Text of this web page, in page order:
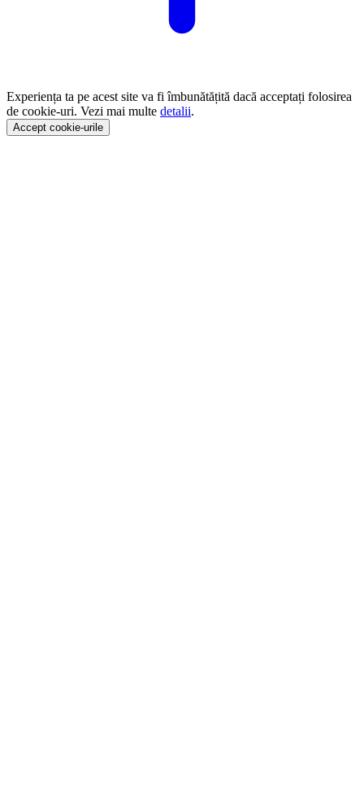
Experiența ta pe acest site va fi îmbunătățită dacă acceptați folosirea
de cookie-uri. Vezi mai multe detalii.
Accept cookie-urile